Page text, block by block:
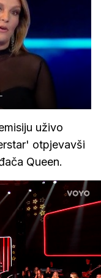
uživo
otpjevavši
Queen.